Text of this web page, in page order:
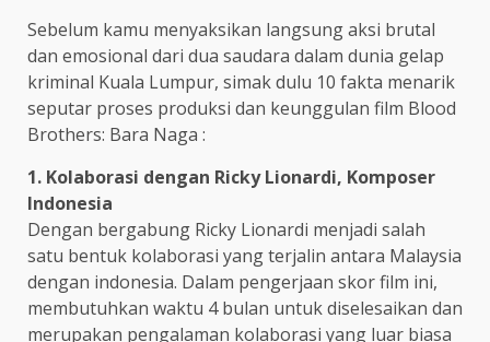
Sebelum kamu menyaksikan langsung aksi brutal
dan emosional dari dua saudara dalam dunia gelap
kriminal Kuala Lumpur, simak dulu 10 fakta menarik
seputar proses produksi dan keunggulan film Blood
Brothers: Bara Naga :
1. Kolaborasi dengan Ricky Lionardi, Komposer
Indonesia
Dengan bergabung Ricky Lionardi menjadi salah
satu bentuk kolaborasi yang terjalin antara Malaysia
dengan indonesia. Dalam pengerjaan skor film ini,
membutuhkan waktu 4 bulan untuk diselesaikan dan
merupakan pengalaman kolaborasi yang luar biasa